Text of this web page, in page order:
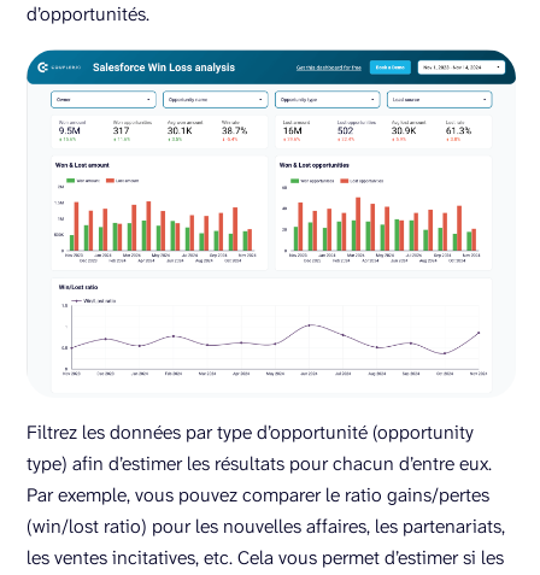
d’opportunités.
Filtrez les données par type d’opportunité (opportunity
type) afin d’estimer les résultats pour chacun d’entre eux.
Par exemple, vous pouvez comparer le ratio gains/pertes
(win/lost ratio) pour les nouvelles affaires, les partenariats,
les ventes incitatives, etc. Cela vous permet d’estimer si les